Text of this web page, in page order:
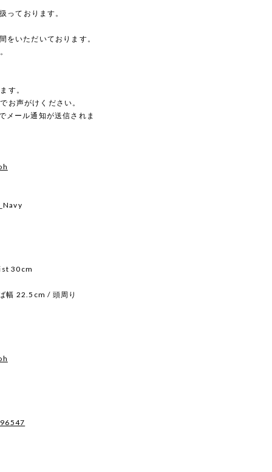
っております。
をいただいております。
す。
お声がけください。
メール通知が送信されま
30cm
幅 22.5cm / 頭周り